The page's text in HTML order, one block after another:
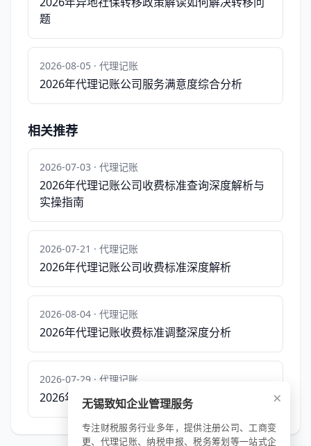
题
2026-08-05 · 代理记账
2026年代理记账公司服务满意度综合分析
相关推荐
2026-07-03 · 代理记账
2026年代理记账公司收费标准查询深度解析与
实操指南
2026-07-21 · 代理记账
2026年代理记账公司收费标准深度解析
2026-08-04 · 代理记账
2026年代理记账收费标准调整深度分析
2026-07-29 · 代理记账
2026年代理记账收费标准制定依据深度解析 ×
无锡致知企业管理服务
专注财税服务行业多年，提供注册公司、工商变
更、代理记账、纳税申报、税务筹划等一站式企